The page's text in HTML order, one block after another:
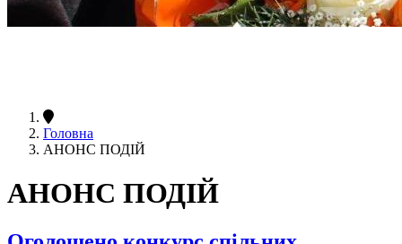
Головна
АНОНС ПОДІЙ
АНОНС ПОДІЙ